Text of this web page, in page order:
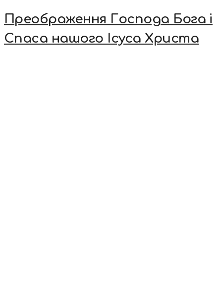
Преображення Господа Бога і
Спаса нашого Ісуса Христа